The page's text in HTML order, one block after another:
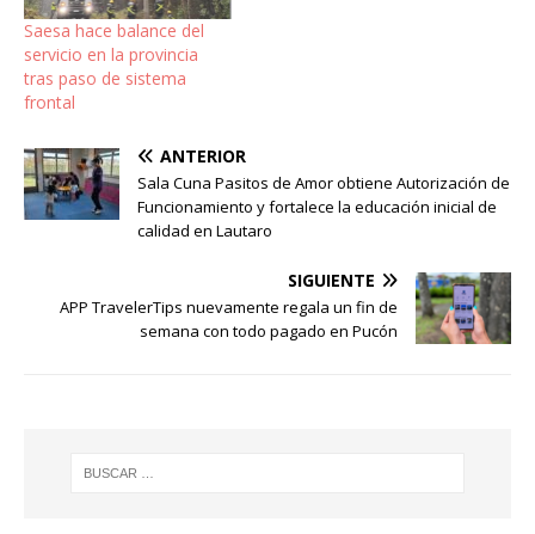
Saesa hace balance del
servicio en la provincia
tras paso de sistema
frontal
ANTERIOR
Sala Cuna Pasitos de Amor obtiene Autorización de
Funcionamiento y fortalece la educación inicial de
calidad en Lautaro
SIGUIENTE
APP TravelerTips nuevamente regala un fin de
semana con todo pagado en Pucón